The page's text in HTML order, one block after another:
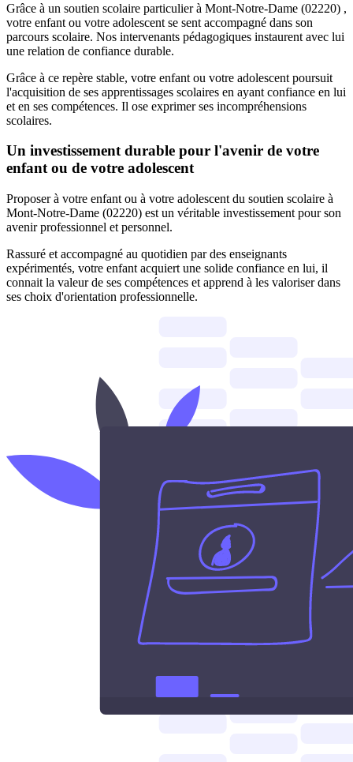
Grâce à un soutien scolaire particulier à Mont-Notre-Dame (02220) ,
votre enfant ou votre adolescent se sent accompagné dans son
parcours scolaire. Nos intervenants pédagogiques instaurent avec lui
une relation de confiance durable.
Grâce à ce repère stable, votre enfant ou votre adolescent poursuit
l'acquisition de ses apprentissages scolaires en ayant confiance en lui
et en ses compétences. Il ose exprimer ses incompréhensions
scolaires.
Un investissement durable pour l'avenir de votre
enfant ou de votre adolescent
Proposer à votre enfant ou à votre adolescent du soutien scolaire à
Mont-Notre-Dame (02220) est un véritable investissement pour son
avenir professionnel et personnel.
Rassuré et accompagné au quotidien par des enseignants
expérimentés, votre enfant acquiert une solide confiance en lui, il
connait la valeur de ses compétences et apprend à les valoriser dans
ses choix d'orientation professionnelle.